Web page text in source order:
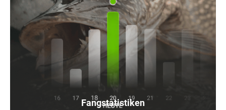
Fangstatistiken